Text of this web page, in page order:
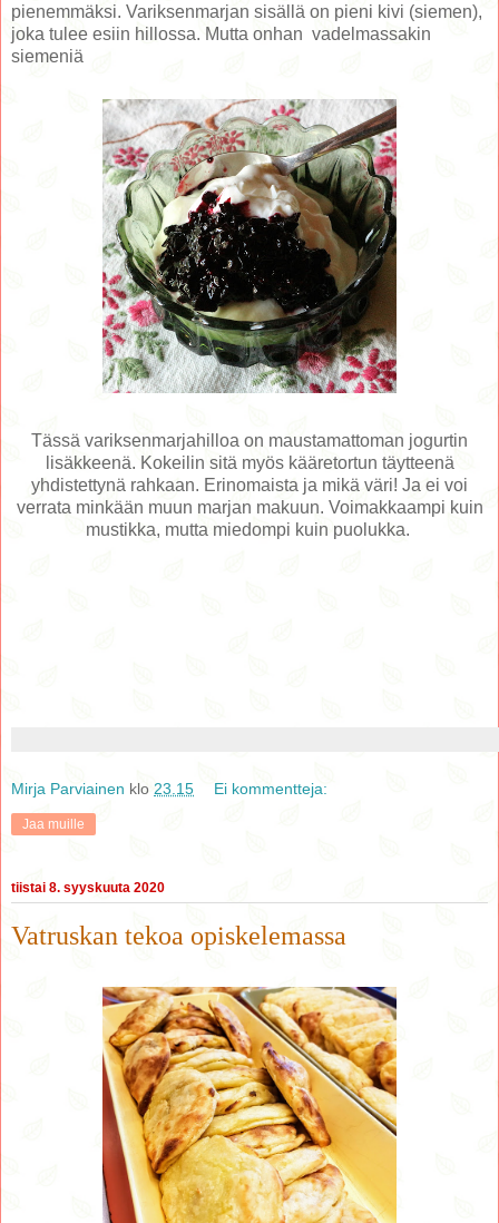
pienemmäksi. Variksenmarjan sisällä on pieni kivi (siemen),
joka tulee esiin hillossa. Mutta onhan vadelmassakin
siemeniä
Tässä variksenmarjahilloa on maustamattoman jogurtin
lisäkkeenä. Kokeilin sitä myös kääretortun täytteenä
yhdistettynä rahkaan. Erinomaista ja mikä väri! Ja ei voi
verrata minkään muun marjan makuun. Voimakkaampi kuin
mustikka, mutta miedompi kuin puolukka.
Mirja Parviainen klo 23.15 Ei kommentteja:
Jaa muille
tiistai 8. syyskuuta 2020
Vatruskan tekoa opiskelemassa